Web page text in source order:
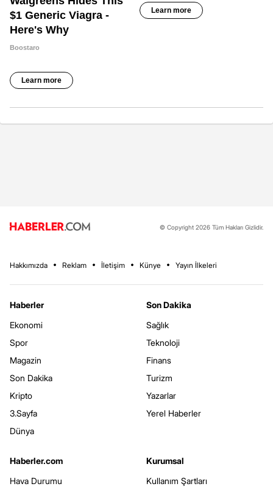
© Copyright 2026 Tüm Hakları Gizlidir.
Hakkımızda Reklam İletişim Künye Yayın İlkeleri
Haberler
Ekonomi
Spor
Magazin
Son Dakika
Kripto
3.Sayfa
Dünya
Son Dakika
Sağlık
Teknoloji
Finans
Turizm
Yazarlar
Yerel Haberler
Haberler.com
Hava Durumu
Kurumsal
Kullanım Şartları